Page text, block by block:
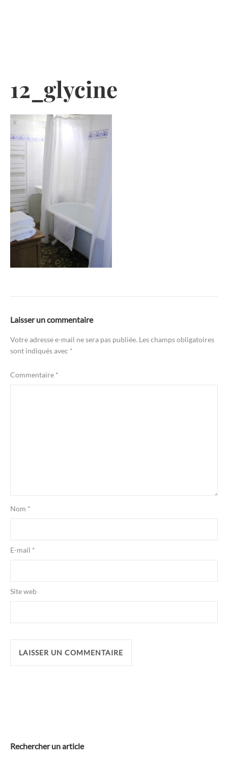
12_glycine
Laisser un commentaire
Votre adresse e-mail ne sera pas publiée. Les champs obligatoires
sont indiqués avec *
Commentaire *
Nom *
E-mail *
Site web
Rechercher un article